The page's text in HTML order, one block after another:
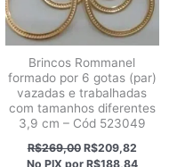
Brincos Rommanel
formado por 6 gotas (par)
vazadas e trabalhadas
com tamanhos diferentes
3,9 cm – Cód 523049
R$269,00 O
preço
R$209,82O
preço
No PIX por R$188,84